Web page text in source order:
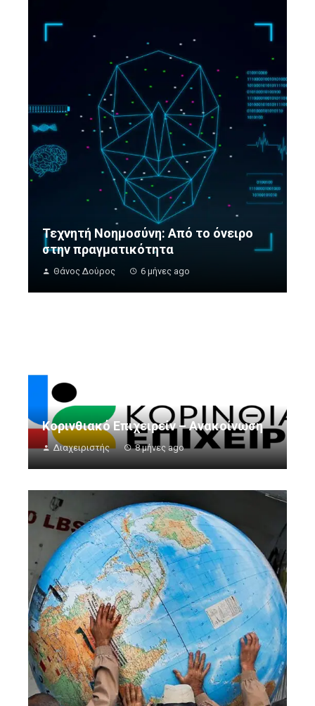
Τεχνητή Νοημοσύνη: Από το όνειρο
στην πραγματικότητα
Θάνος Δούρος 6 μήνες ago
Κορινθιακό Επιχειρείν – Ανακοίνωση
Διαχειριστής 8 μήνες ago